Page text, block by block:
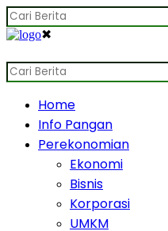
✖
Home
Info Pangan
Perekonomian
Ekonomi
Bisnis
Korporasi
UMKM